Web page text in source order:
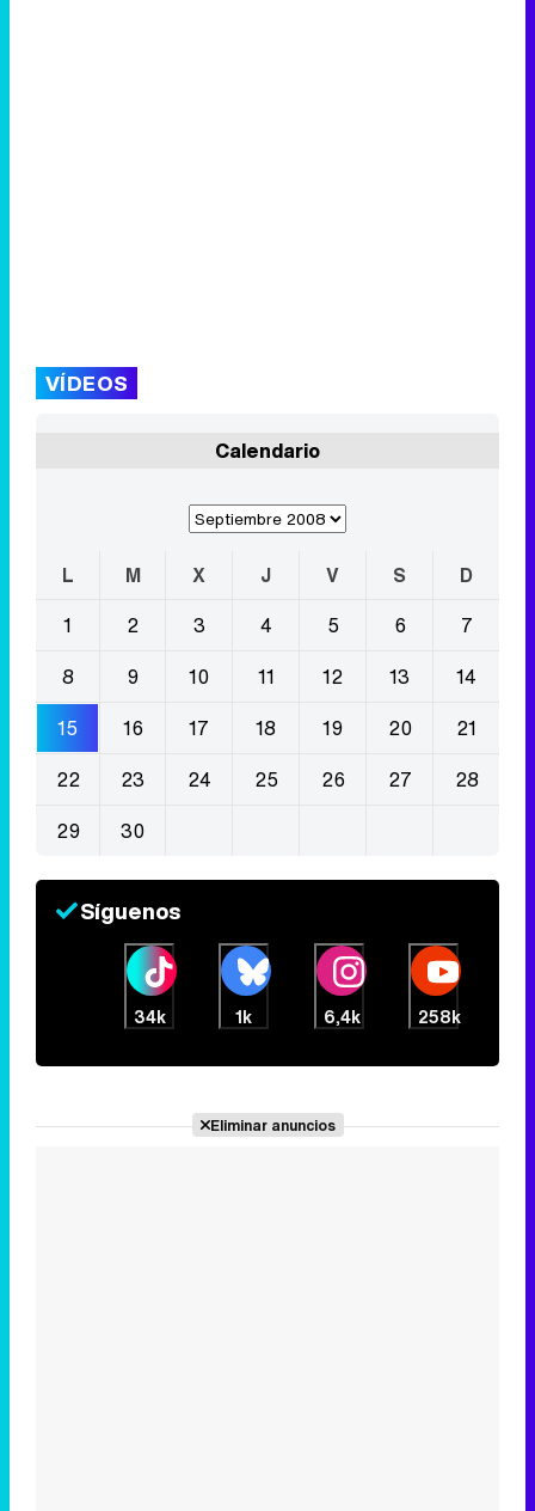
VÍDEOS
Calendario
L M X J V S
D
1
2 3 4 5 6
7
8
9 10 11 12 13
14
15
16 17 18 19 20
21
22
23 24 25 26 27
28
29
30
Síguenos
34k 1k 6,4k 258k
Eliminar anuncios